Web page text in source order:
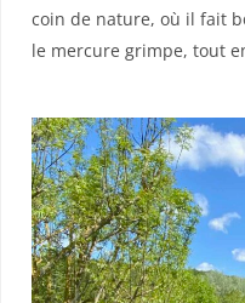
coin de nature, où il fait
le mercure grimpe, tout